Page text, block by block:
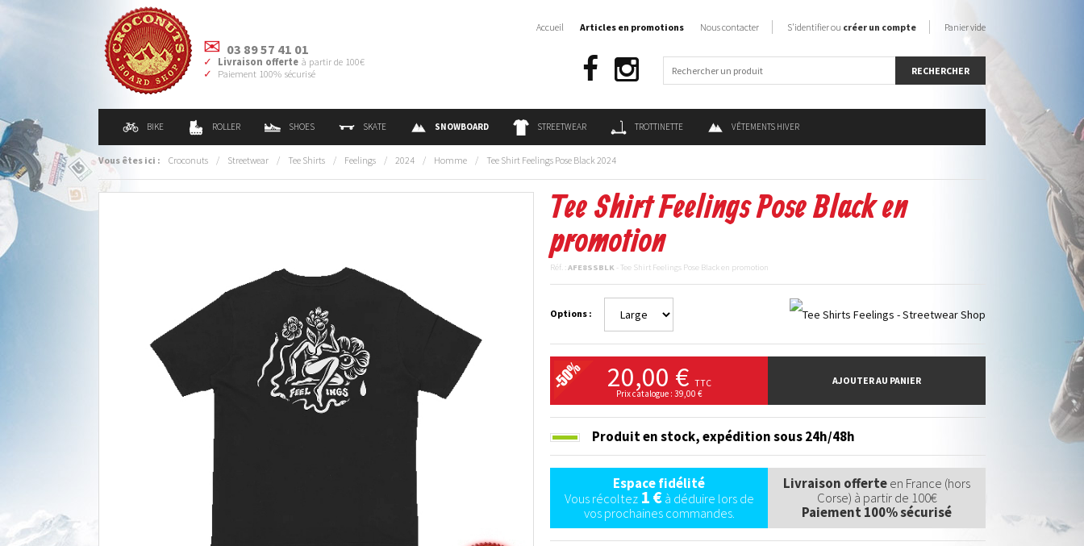
03 89 57 41 01
Livraison offerte à partir de 100€
Paiement 100% sécurisé
BIKE ROLLER SHOES SKATE SNOWBOARD STREETWEAR TROTTINETTE VÊTEMENTS HIVER
Accueil Articles en promotions Nous contacter S'identifier ou créer un compte Panier vide
Vous êtes ici : Croconuts / Streetwear / Tee Shirts / Feelings / 2024 / Homme / Tee Shirt Feelings Pose Black 2024
Tee Shirt Feelings Pose Black en
promotion
Réf. :AFE8SSBLK - Tee Shirt Feelings Pose Black en promotion
Options :
20,00 € TTC
Prix catalogue : 39,00 €
AJOUTER AU PANIER
Produit en stock,expédition sous 24h/48h
Espace fidélité
Vous récoltez 1 €à déduire lors de
vos prochaines commandes.
Livraison offerteen France (hors
Corse) à partir de 100€
Paiement 100% sécurisé